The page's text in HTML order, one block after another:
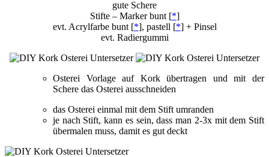
gute Schere
Stifte – Marker bunt [*]
evt. Acrylfarbe bunt [*], pastell [*] + Pinsel
evt. Radiergummi
Osterei Vorlage auf Kork übertragen und mit der
Schere das Osterei ausschneiden
das Osterei einmal mit dem Stift umranden
je nach Stift, kann es sein, dass man 2-3x mit dem Stift
übermalen muss, damit es gut deckt